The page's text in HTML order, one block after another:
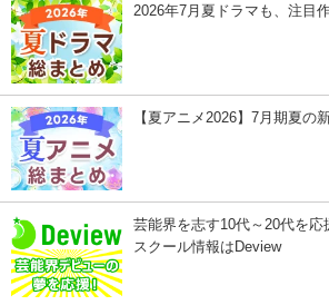
2026年7月夏ドラマも、注目
【夏アニメ2026】7月期夏の
芸能界を志す10代～20代を応
スクール情報はDeview